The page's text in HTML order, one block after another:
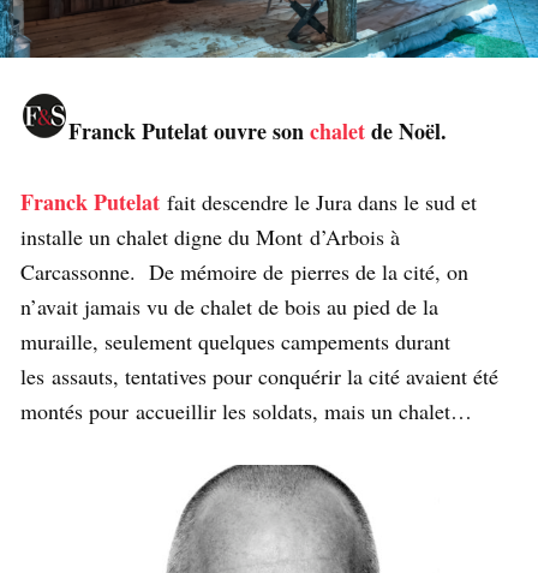
Franck Putelat ouvre sonchaletde Noël.
Franck Putelat fait descendre le Jura dans le sud et
installe un chalet digne du Mont d’Arbois à
Carcassonne. De mémoire de pierres de la cité, on
n’avait jamais vu de chalet de bois au pied de la
muraille, seulement quelques campements durant
les assauts, tentatives pour conquérir la cité avaient été
montés pour accueillir les soldats, mais un chalet…